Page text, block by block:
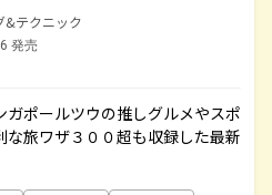
&テクニック
発売
ポールツウの推しグルメやスポ
旅ワザ３００超も収録した最新